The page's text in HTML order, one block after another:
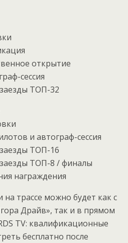
открытие
сессия
ТОП-32
и автограф-сессия
ТОП-16
ТОП-8 / финалы
награждения
трассе можно будет как с
Драйв», так и в прямом
TV: квалификационные
бесплатно после